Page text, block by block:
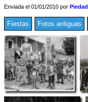
Enviada el 01/01/2010 por Piedad
Fiestas Fotos antiguas